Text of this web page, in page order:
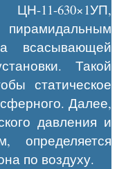
11-630×1УП,
всасывающей
Такой
статическое
Далее,
давления и
определяется
по воздуху.